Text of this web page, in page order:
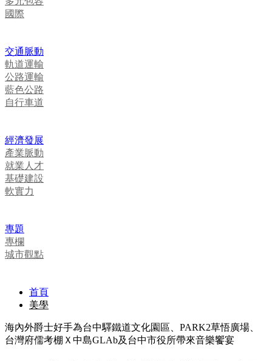
國際
交通脈動
軌道運輸
公路運輸
藍色公路
自行車道
經濟發展
產業脈動
就業人才
基礎建設
軟實力
專題
專欄
城市觀點
首頁
美學
海內外爵士好手為台中驛鐵道文化園區、PARK2草悟廣場、
台灣府儒考棚Ｘ中島GLAb及台中市役所帶來音樂饗宴